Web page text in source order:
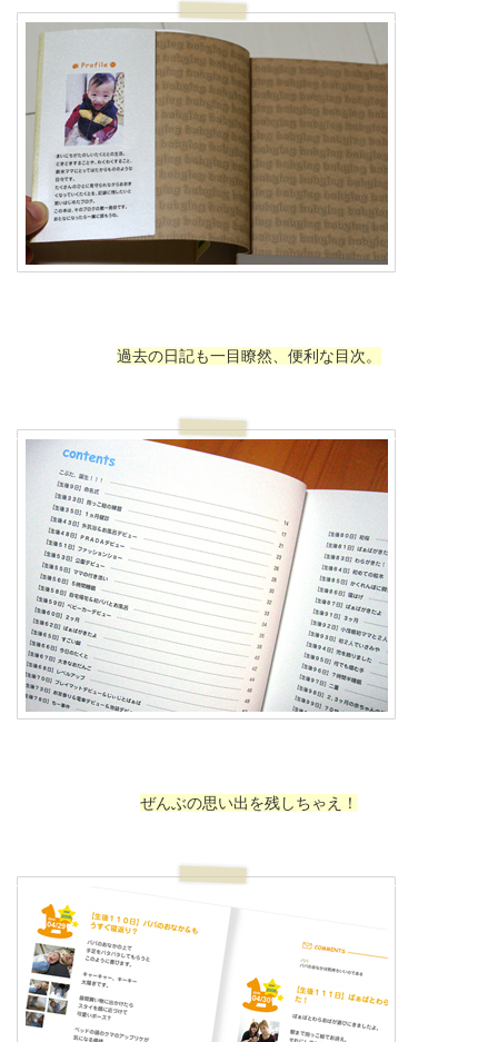
過去の日記も一目瞭然、便利な目次。
ぜんぶの思い出を残しちゃえ！